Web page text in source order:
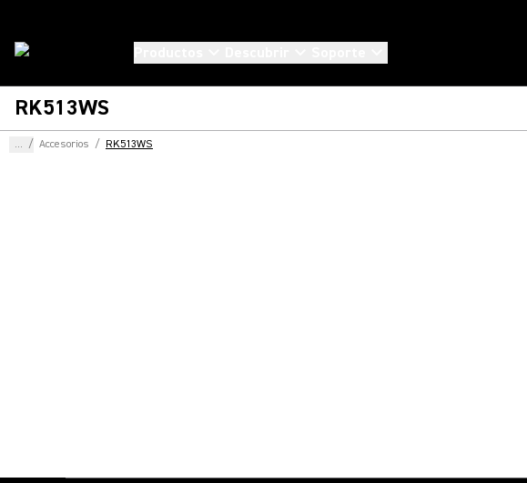
RK513WS
... / Accesorios / RK513WS